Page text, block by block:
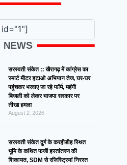
NEWS
सरस्वती संकेत :: खैरागढ़ में कांग्रेस का
स्मार्ट मीटर हटाओ अभियान तेज, घर-घर
पहुंचकर भरवाए जा रहे फॉर्म, महंगी
बिजली को लेकर भाजपा सरकार पर
तीखा हमला
August 2, 2026
सरस्वती संकेत दुर्ग के करहीडीह स्थित
भूमि के कथित फर्जी हस्तांतरण की
शिकायत, SDM से रजिस्ट्रियां निरस्त